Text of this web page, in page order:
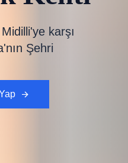
karşı
Şehri